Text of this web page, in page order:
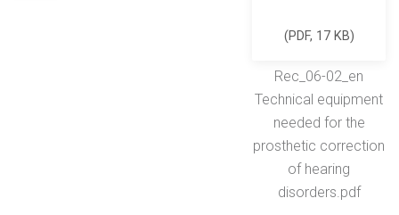
(PDF, 17 KB)
Rec_06-02_en
Technical equipment
needed for the
prosthetic correction
of hearing
disorders.pdf